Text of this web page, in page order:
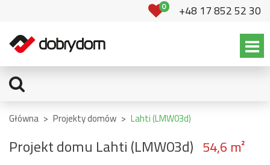
0 +48 17 852 52 30
Główna > Projekty domów > Lahti (LMW03d)
Projekt domu Lahti (LMW03d) 54,6 m²